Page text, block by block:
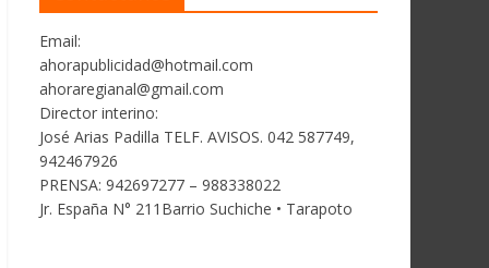
Email:
ahorapublicidad@hotmail.com
ahoraregianal@gmail.com
Director interino:
José Arias Padilla TELF. AVISOS. 042 587749,
942467926
PRENSA: 942697277 – 988338022
Jr. España N° 211Barrio Suchiche • Tarapoto